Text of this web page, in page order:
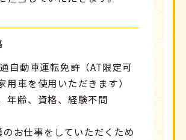
自動車運転免許（AT限定可
用車を使用いただきます）
年齢、資格、経験不問
のお仕事をしていただくため